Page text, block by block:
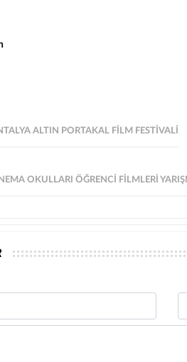
ALTIN PORTAKAL FILM FESTIVALI
OKULLARI ÖĞRENCI FILMLERI